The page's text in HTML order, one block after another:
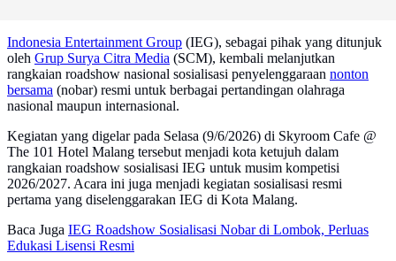
Indonesia Entertainment Group (IEG), sebagai pihak yang ditunjuk
oleh Grup Surya Citra Media (SCM), kembali melanjutkan
rangkaian roadshow nasional sosialisasi penyelenggaraan nonton
bersama (nobar) resmi untuk berbagai pertandingan olahraga
nasional maupun internasional.
Kegiatan yang digelar pada Selasa (9/6/2026) di Skyroom Cafe @
The 101 Hotel Malang tersebut menjadi kota ketujuh dalam
rangkaian roadshow sosialisasi IEG untuk musim kompetisi
2026/2027. Acara ini juga menjadi kegiatan sosialisasi resmi
pertama yang diselenggarakan IEG di Kota Malang.
Baca Juga IEG Roadshow Sosialisasi Nobar di Lombok, Perluas
Edukasi Lisensi Resmi